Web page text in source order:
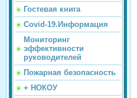
Гостевая книга
Covid-19.Информация
Мониторинг
эффективности
руководителей
Пожарная безопасность
+ НОКОУ